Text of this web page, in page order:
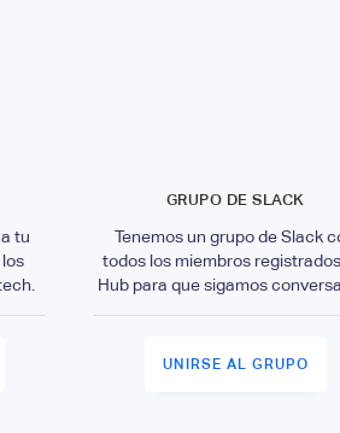
tu
GRUPO DE SLACK
Tenemos un grupo de Slack
todos los miembros
Hub para que sigamos
UNIRSE AL GRUPO